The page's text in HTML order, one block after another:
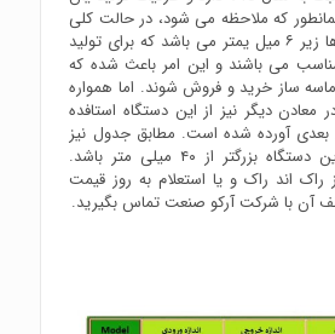
که ملاحظه می شود، در حالت کلی
خروجی این سدتگاه ها زیر ۶ میل یمتر می باشد که برای تولید
می باشند و این امر باعث شده که
ساز خرید و فروش شوند. اما همواره
دیگر نیز از این دستگاه استافده
آورده شده است. مطابق جدول نیز
همواره باید ورودی این دستگاه بزرگتر از ۴۰ میلی متر باشد.
اند راک و یا استعلام به روز قیمت
آن با شرکت آرکو صنعت تماس بگیرید.